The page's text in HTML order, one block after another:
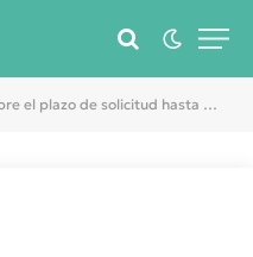
hasta el 15 de septiembre para las ayudas al alquiler de viviendas dirigida a jóvenes